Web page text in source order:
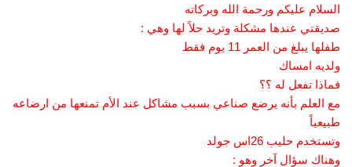
السلام عليكم ورحمة الله وبركاته
صديقتي عندها مشكلة وتريد حلاً لها وهي :
طفلها يبلغ من العمر 11 يوم فقط
ولديه امساك
فماذا تفعل له ؟؟
مع العلم بأنه يرضع صناعي بسبب مشاكل عند الأم تمنعها من ارضاعه
طبيعياً
وتستخدم حليب 26اس جولد
وهناك سؤال آخر وهو :